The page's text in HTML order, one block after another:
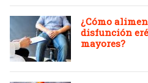
¿Cómo
disfunción
mayores?